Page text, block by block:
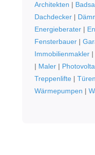
Architekten |
Dachdecker|
Energieberater|
Fensterbauer|
Immobilienmakler|
| Maler|
Treppenlifte| Türen
Wärmepumpen |